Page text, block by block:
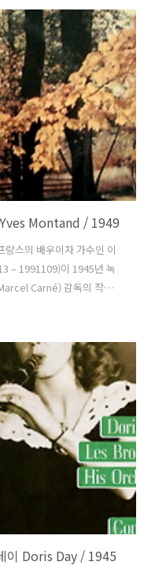
고 밀트 개블러(Milt
를 맡았다. 가사는 사랑
쳤던, 상대방 외에는 아무것
Montand / 1949
스의 배우이자 가수인 이
– 1991109)이 1945년 녹
Carné) 감독의 작품
었다고 한다. 1951년 루
작사가로 유명하지만 작곡
어로 개사한 Autumn
로 발표했을 때일 것이
로 알려졌고 이 제목이 그
Doris Day / 1945